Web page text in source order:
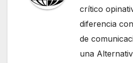
crítico
diferencia
de
una